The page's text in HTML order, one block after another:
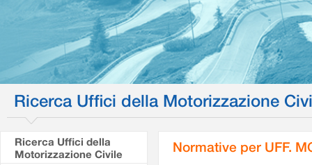
Ricerca Uffici della Motorizzazione
Ricerca Uffici della
Motorizzazione Civile
Normative per UFF.